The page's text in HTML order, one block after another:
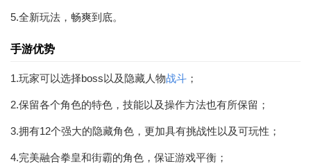
5.全新玩法，畅爽到底。
手游优势
1.玩家可以选择boss以及隐藏人物战斗 ；
2.保留各个角色的特色，技能以及操作方法也有所保留；
3.拥有12个强大的隐藏角色，更加具有挑战性以及可玩性；
4.完美融合拳皇和街霸的角色，保证游戏平衡；